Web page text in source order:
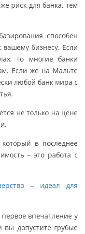
риск для банка, тем
способен
бизнесу. Если
то многие банки
Если же на Мальте
любой банк мира с
не только на цене
в последнее
– это работа с
– идеал для
впечатление у
допустите грубые